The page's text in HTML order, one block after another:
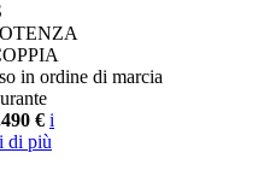
in ordine di marcia
€ i
di più